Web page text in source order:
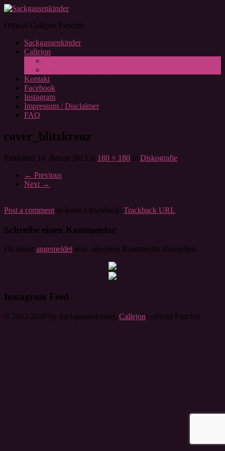
Official Callejon Fanclub
Sackgassenkinder
Callejon
Kontakt
Facebook
Instagram
Impressum / Disclaimer
FAQ
cover_blitzkreuz
Published 16. Januar 2013 at 180 × 180 in Diskografie
← Previous
Next →
Post a comment or leave a trackback: Trackback URL.
Schreibe einen Kommentar
Du musst angemeldet sein, um einen Kommentar abzugeben.
Instagram Feed
© 2013-2020 by Sackgassenkinder, Callejons official Fanclub